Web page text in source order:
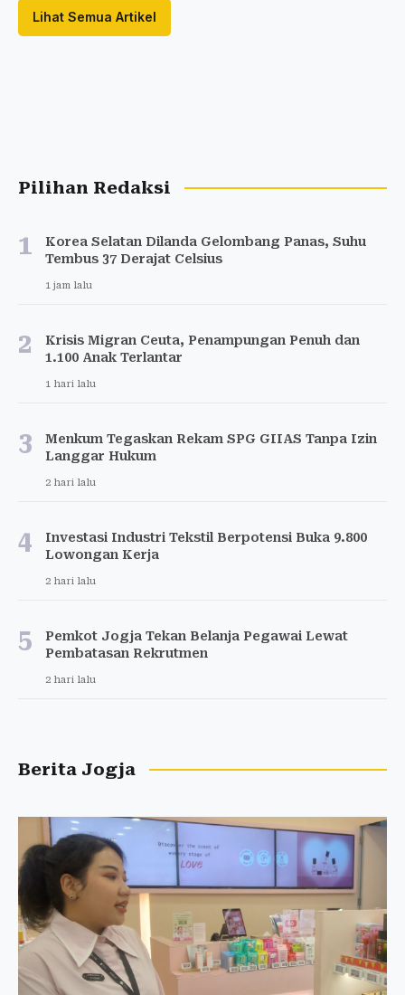
Lihat Semua Artikel
Pilihan Redaksi
1
Korea Selatan Dilanda Gelombang Panas, Suhu
Tembus 37 Derajat Celsius
1 jam lalu
2
Krisis Migran Ceuta, Penampungan Penuh dan
1.100 Anak Terlantar
1 hari lalu
3
Menkum Tegaskan Rekam SPG GIIAS Tanpa Izin
Langgar Hukum
2 hari lalu
4
Investasi Industri Tekstil Berpotensi Buka 9.800
Lowongan Kerja
2 hari lalu
5
Pemkot Jogja Tekan Belanja Pegawai Lewat
Pembatasan Rekrutmen
2 hari lalu
Berita Jogja